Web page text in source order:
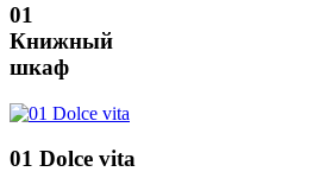
01
Книжный
шкаф
01 Dolce vita